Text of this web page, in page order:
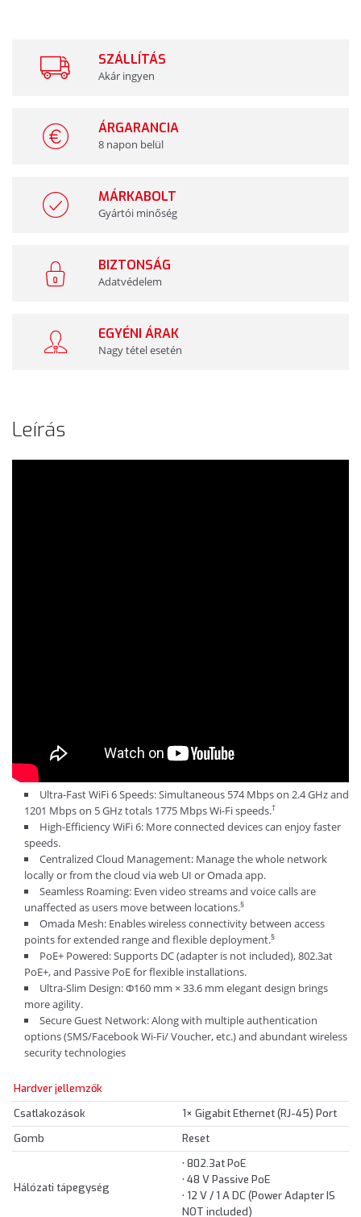
SZÁLLÍTÁS
Akár ingyen
ÁRGARANCIA
8 napon belül
MÁRKABOLT
Gyártói minőség
BIZTONSÁG
Adatvédelem
EGYÉNI ÁRAK
Nagy tétel esetén
Leírás
Ultra-Fast WiFi 6 Speeds: Simultaneous 574 Mbps on 2.4 GHz and
1201 Mbps on 5 GHz totals 1775 Mbps Wi-Fi speeds.†
High-Efficiency WiFi 6: More connected devices can enjoy faster
speeds.
Centralized Cloud Management: Manage the whole network
locally or from the cloud via web UI or Omada app.
Seamless Roaming: Even video streams and voice calls are
unaffected as users move between locations.§
Omada Mesh: Enables wireless connectivity between access
points for extended range and flexible deployment.§
PoE+ Powered: Supports DC (adapter is not included), 802.3at
PoE+, and Passive PoE for flexible installations.
Ultra-Slim Design: Φ160 mm × 33.6 mm elegant design brings
more agility.
Secure Guest Network: Along with multiple authentication
options (SMS/Facebook Wi-Fi/ Voucher, etc.) and abundant wireless
security technologies
Hardver jellemzők
Csatlakozások
1× Gigabit Ethernet (RJ-45) Port
Gomb
Reset
Hálózati tápegység
• 802.3at PoE
• 48 V Passive PoE
• 12 V / 1 A DC (Power Adapter IS
NOT included)